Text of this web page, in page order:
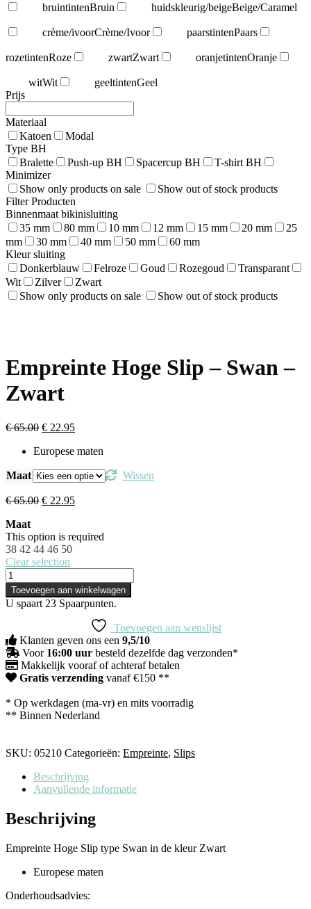
bruintintenBruin huidskleurig/beigeBeige/Caramel
crème/ivoorCrème/Ivoor paarstintenPaars
rozetintenRoze zwartZwart oranjetintenOranje
witWit geeltintenGeel
Prijs
Materiaal
Katoen
Modal
Type BH
Bralette
Push-up BH Spacercup BH
T-shirt BH
Minimizer
Show only products on sale
Show out of stock products
Filter Producten
Binnenmaat bikinisluiting
35 mm
80 mm 10 mm 12 mm 15 mm 20 mm
25
mm
30 mm 40 mm 50 mm
60 mm
Kleur sluiting
Donkerblauw
Felroze Goud Rozegoud
Transparant
Wit
Zilver
Zwart
Show only products on sale
Show out of stock products
Empreinte Hoge Slip – Swan –
Zwart
€65.00 Oorspronkelijke
was:
€ 22.95Huidige
is:
Europese maten
Maat Wissen
€65.00 Oorspronkelijke
€ 65.00.
€ 22.95Huidige
€ 22.95.
Maat
This option is required
38 42 44 46 50
Clear selection
Empreinte
Hoge
Slip
-
Zwart
aantal
Toevoegen aan winkelwagen
U spaart 23 Spaarpunten.
Toevoegen aan wenslijst
Klanten geven ons een 9,5/10
Voor 16:00 uur besteld dezelfde dag verzonden*
Makkelijk vooraf of achteraf betalen
Gratis verzending vanaf €150 **
* Op werkdagen (ma-vr) en mits voorradig
** Binnen Nederland
SKU: 05210 Categorieën: Empreinte, Slips
Beschrijving
Aanvullende informatie
Beschrijving
Empreinte Hoge Slip type Swan in de kleur Zwart
Europese maten
Onderhoudsadvies: